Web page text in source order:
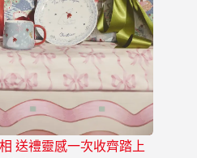
送禮靈感一次收齊踏上